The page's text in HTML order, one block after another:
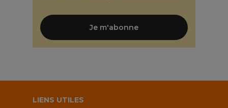
LIENS UTILES